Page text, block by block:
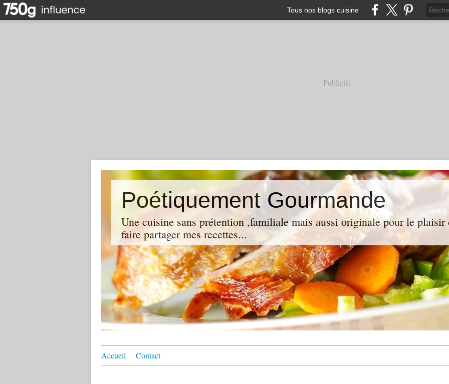
Tous nos blogs cuisine
Publicité
Poétiquement Gourmande
Une cuisine sans prétention ,familiale mais aussi originale pour le plaisir
faire partager mes recettes...
Accueil Contact